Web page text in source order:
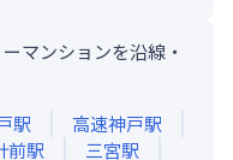
マンションを沿線・
駅 高速神戸駅
前駅 三宮駅